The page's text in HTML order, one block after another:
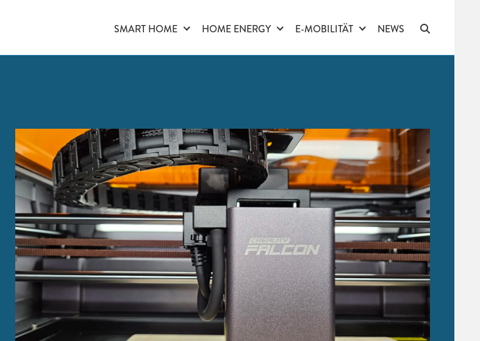
SMART HOME HOME ENERGY E-MOBILITÄT NEWS